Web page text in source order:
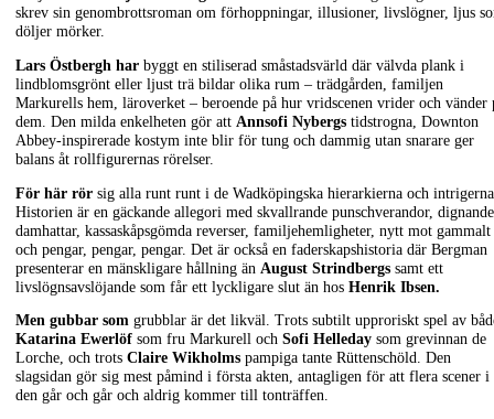
skrev sin genombrottsroman om förhoppningar, illusioner, livslögner, ljus
döljer mörker.
Lars Östbergh har byggt en stiliserad småstadsvärld där välvda plank i
lindblomsgrönt eller ljust trä bildar olika rum – trädgården, familjen
Markurells hem, läroverket – beroende på hur vridscenen vrider och vänder
dem. Den milda enkelheten gör att Annsofi Nybergs tidstrogna, Downton
Abbey-inspirerade kostym inte blir för tung och dammig utan snarare ger
balans åt rollfigurernas rörelser.
För här rör sig alla runt runt i de Wadköpingska hierarkierna och
Historien är en gäckande allegori med skvallrande punschverandor, dignande
damhattar, kassaskåpsgömda reverser, familjehemligheter, nytt mot gammalt
och pengar, pengar, pengar. Det är också en faderskapshistoria där Bergman
presenterar en mänskligare hållning än August Strindbergs samt ett
livslögnsavslöjande som får ett lyckligare slut än hos Henrik Ibsen.
Men gubbar som grubblar är det likväl. Trots subtilt upproriskt spel av
Katarina Ewerlöf som fru Markurell och Sofi Helleday som grevinnan de
Lorche, och trots Claire Wikholms pampiga tante Rüttenschöld. Den
slagsidan gör sig mest påmind i första akten, antagligen för att flera scener i
den går och går och aldrig kommer till tonträffen.